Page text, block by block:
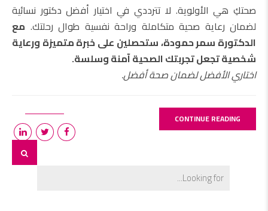
صحتكِ هي الأولوية. لا تترددي في اختيار أفضل دكتور نسائية
لضمان رعاية صحية متكاملة وراحة نفسية طوال رحلتك. مع
الدكتورة سمر حمودة، ستحصلين على خبرة متميزة ورعاية
شخصية تجعل تجربتك الصحية آمنة وسلسة.
اختاري الأفضل لضمان صحة أفضل.
CONTINUE READING